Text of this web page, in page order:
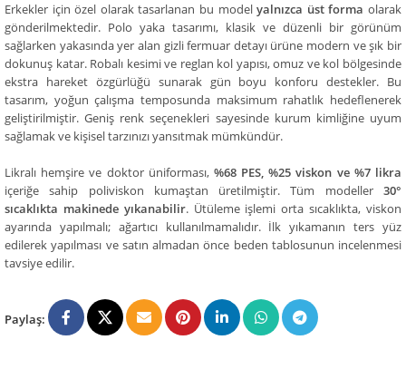
Erkekler için özel olarak tasarlanan bu modelyalnızca üst forma olarak
gönderilmektedir. Polo yaka tasarımı, klasik ve düzenli bir görünüm
sağlarken yakasında yer alan gizli fermuar detayı ürüne modern ve şık bir
dokunuş katar. Robalı kesimi ve reglan kol yapısı, omuz ve kol bölgesinde
ekstra hareket özgürlüğü sunarak gün boyu konforu destekler. Bu
tasarım, yoğun çalışma temposunda maksimum rahatlık hedeflenerek
geliştirilmiştir. Geniş renk seçenekleri sayesinde kurum kimliğine uyum
sağlamak ve kişisel tarzınızı yansıtmak mümkündür.
Likralı hemşire ve doktor üniforması, %68 PES, %25 viskon ve %7 likra
içeriğe sahip poliviskon kumaştan üretilmiştir. Tüm modeller 30°
sıcaklıkta makinede yıkanabilir. Ütüleme işlemi orta sıcaklıkta, viskon
ayarında yapılmalı; ağartıcı kullanılmamalıdır. İlk yıkamanın ters yüz
edilerek yapılması ve satın almadan önce beden tablosunun incelenmesi
tavsiye edilir.
Paylaş: